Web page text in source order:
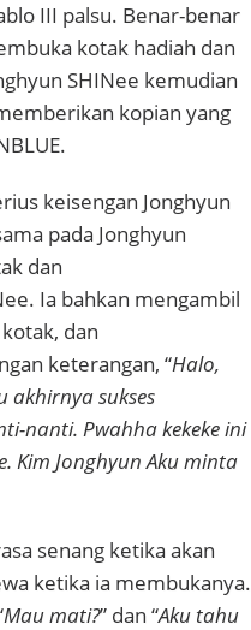
III palsu. Benar-benar
kotak hadiah dan
SHINee kemudian
kopian yang
keisengan Jonghyun
pada Jonghyun
dan
Ia bahkan mengambil
dan
keterangan, “Halo,
akhirnya sukses
nanti. Pwahha kekeke ini
Kim Jonghyun Aku minta
senang ketika akan
ketika ia membukanya.
Mau mati?” dan “Aku tahu